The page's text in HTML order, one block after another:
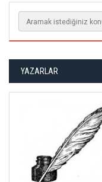
YAZARLAR